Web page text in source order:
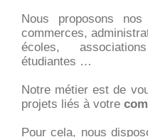
Nous proposons
commerces,
écoles,
étudiantes …
Notre métier est de
projets liés à votre
Pour cela, nous